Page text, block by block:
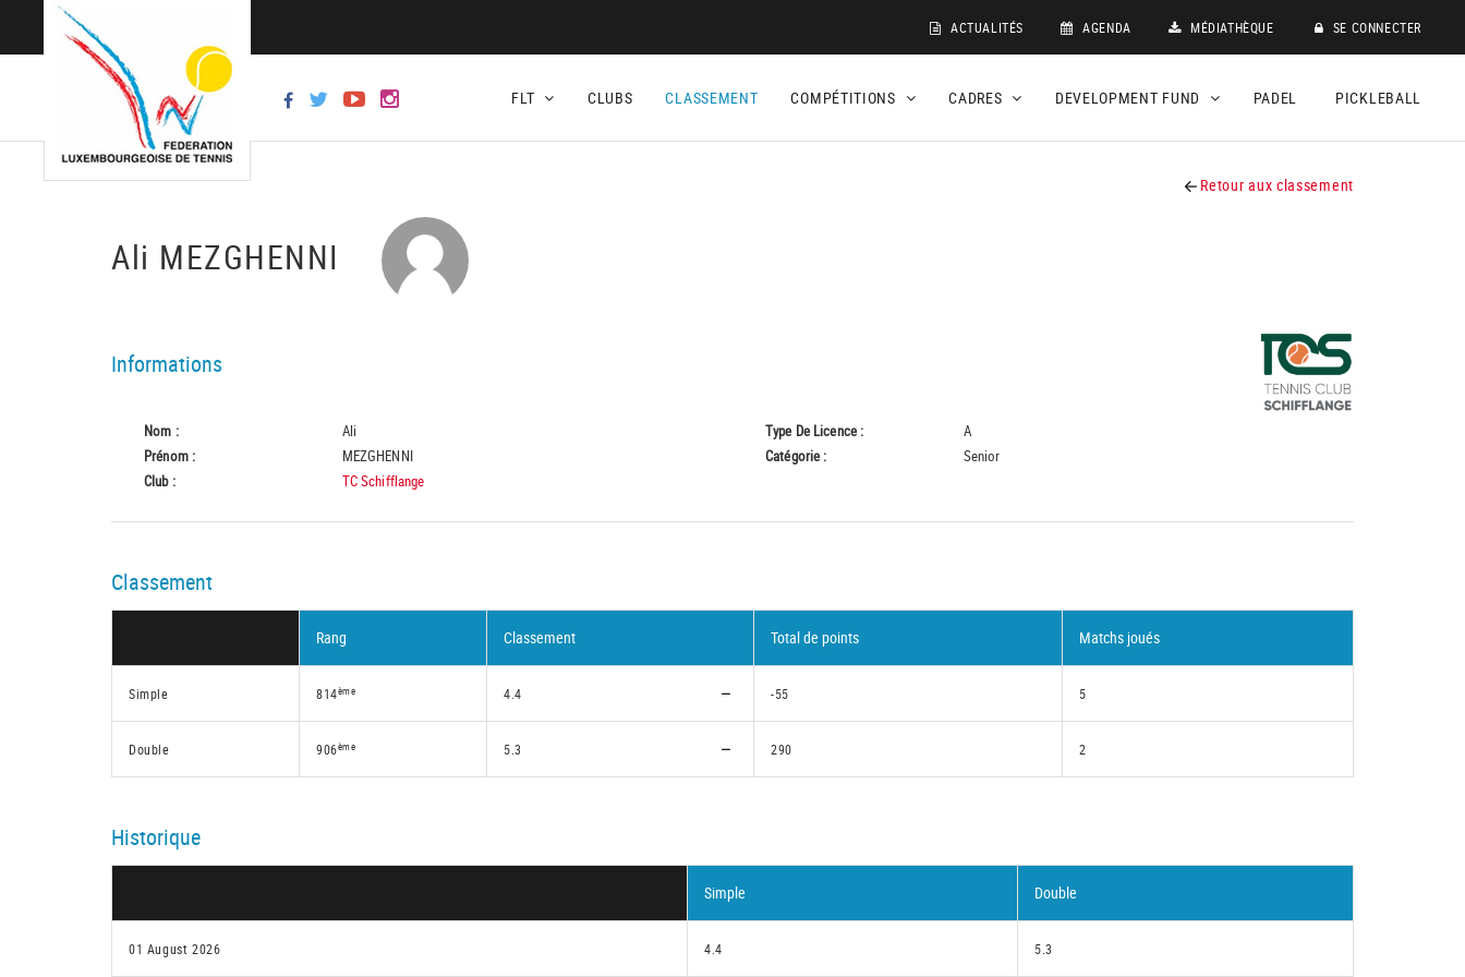
ACTUALITÉS AGENDA MÉDIATHÈQUE SE CONNECTER
FLT CLUBS CLASSEMENT COMPÉTITIONS CADRES DEVELOPMENT FUND PADEL PICKLEBALL
Retour aux classement
Ali MEZGHENNI
Informations
Nom :
Ali
Prénom :
MEZGHENNI
Club :
TC Schifflange
Type De Licence :
A
Catégorie :
Senior
Classement
Rang Classement Total de points Matchs joués
Simple 814ème 4.4 -55 5
Double 906ème 5.3 290 2
Historique
Simple Double
01 August 2026 4.4 5.3